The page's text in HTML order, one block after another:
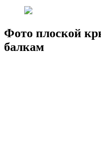
Фото плоской
балкам